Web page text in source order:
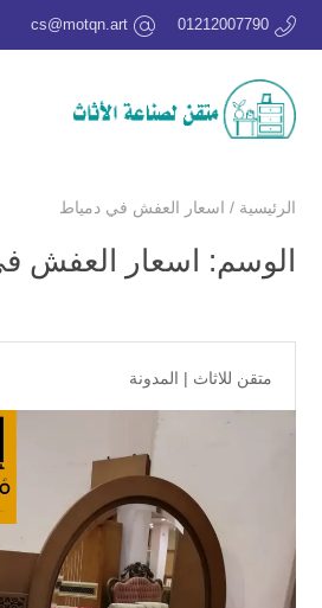
01212007790
cs@motqn.art
الرئيسية / اسعار العفش في دمياط
الوسم: اسعار العفش
متقن للاثاث | المدونة